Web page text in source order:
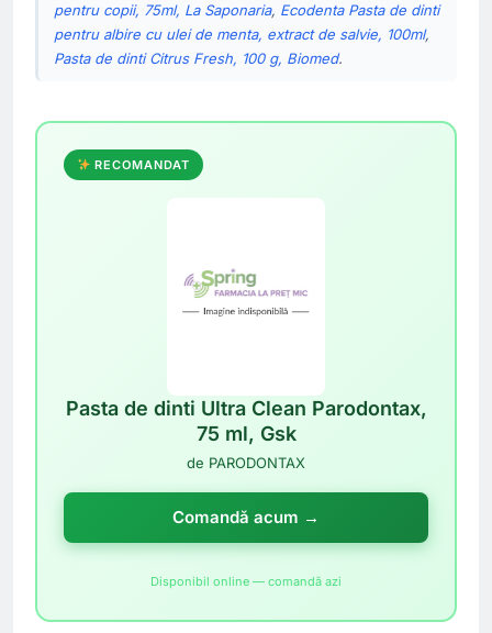
pentru copii, 75ml, La Saponaria, Ecodenta Pasta de dinti
pentru albire cu ulei de menta, extract de salvie, 100ml,
Pasta de dinti Citrus Fresh, 100 g, Biomed.
RECOMANDAT
Pasta de dinti Ultra Clean Parodontax,
75 ml, Gsk
de PARODONTAX
Comandă acum →
Disponibil online — comandă azi